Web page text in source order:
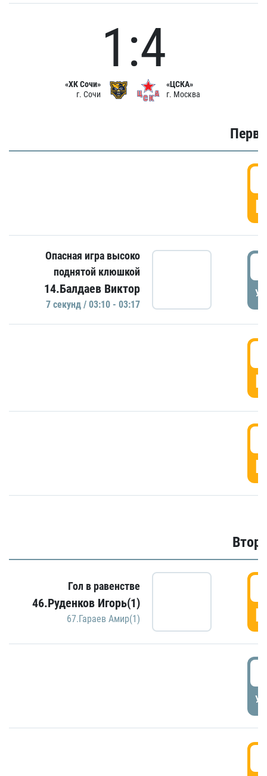
«ХК Сочи»
г. Сочи
1:4
«ЦСКА»
г. Москва
Опасная игра высоко
поднятой клюшкой
14.Балдаев Виктор
7 секунд / 03:10 - 03:17
Гол в равенстве
46.Руденков Игорь(1)
67.Гараев Амир(1)